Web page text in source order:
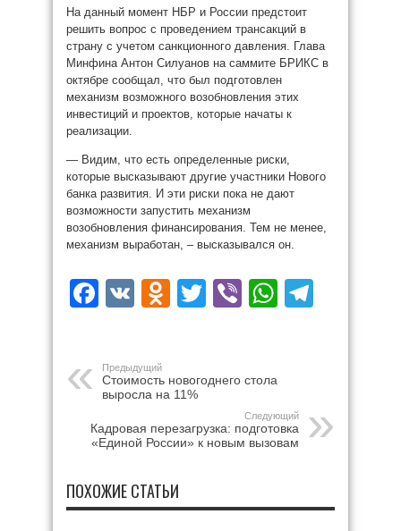
На данный момент НБР и России предстоит
решить вопрос с проведением трансакций в
страну с учетом санкционного давления. Глава
Минфина Антон Силуанов на саммите БРИКС в
октябре сообщал, что был подготовлен
механизм возможного возобновления этих
инвестиций и проектов, которые начаты к
реализации.
— Видим, что есть определенные риски,
которые высказывают другие участники Нового
банка развития. И эти риски пока не дают
возможности запустить механизм
возобновления финансирования. Тем не менее,
механизм выработан, – высказывался он.
Facebook
VK Odnoklassniki
Twitter
Viber
Предыдущий
Стоимость новогоднего стола
выросла на 11%
Следующий
Кадровая перезагрузка: подготовка
«Единой России» к новым вызовам
ПОХОЖИЕ СТАТЬИ